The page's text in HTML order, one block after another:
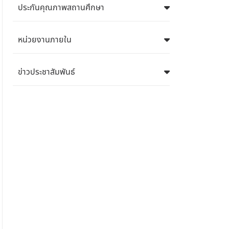
ประกันคุณภาพสถานศึกษา
หน่วยงานภายใน
ข่าวประชาสัมพันธ์